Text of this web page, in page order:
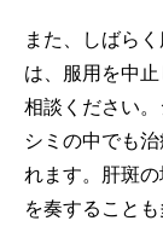
また、しばら
は、服用を中
相談ください。
シミの中でも
れます。肝斑
を奏することも